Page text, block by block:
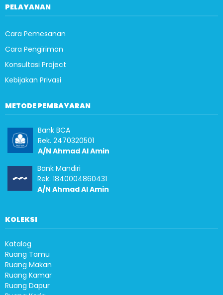
PELAYANAN
Cara Pemesanan
Cara Pengiriman
Konsultasi Project
Kebijakan Privasi
METODE PEMBAYARAN
Bank BCA
Rek. 2470320501
A/N Ahmad Al Amin
Bank Mandiri
Rek. 1840004860431
A/N Ahmad Al Amin
KOLEKSI
Katalog
Ruang Tamu
Ruang Makan
Ruang Kamar
Ruang Dapur